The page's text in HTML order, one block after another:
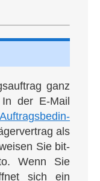
ganz
der E‑Mail
Auf­trags­be­din­
als
Sie bit­
Wenn Sie
sich ein